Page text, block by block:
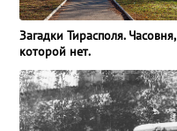
Загадки Тирасполя. Часовня,
которой нет.